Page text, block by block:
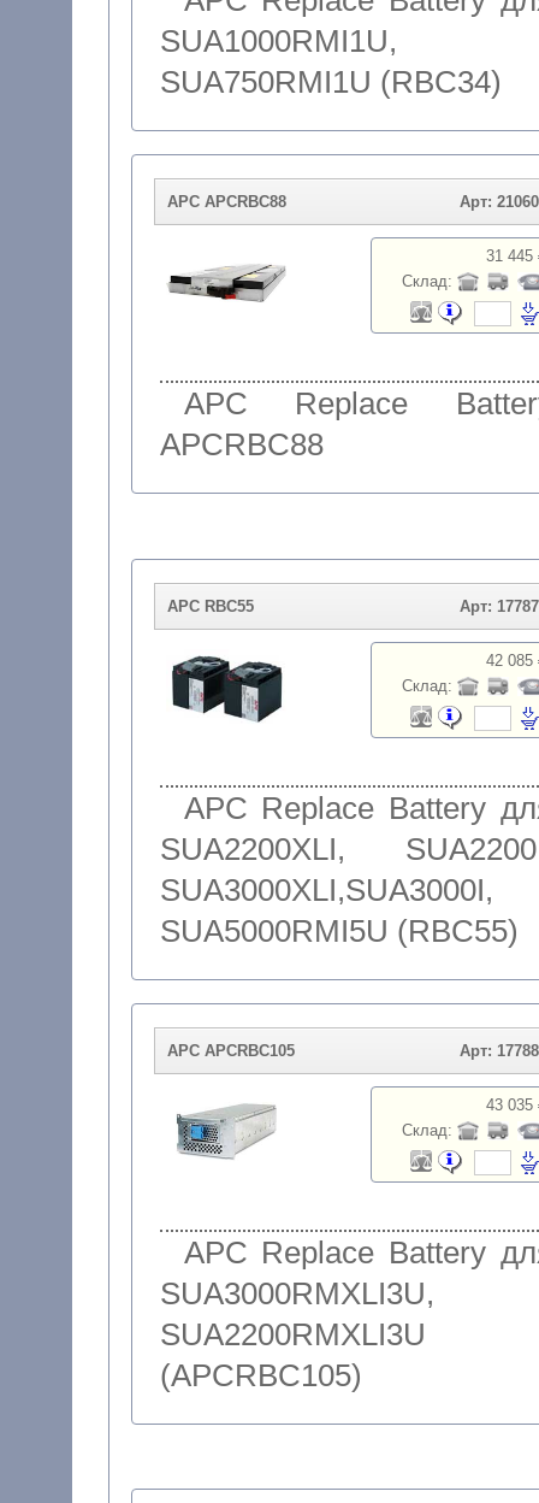
SUA1000RMI1U,
SUA750RMI1U (RBC34)
APC APCRBC88 Арт:
31 445
Склад:
APC Replace
APCRBC88
APC RBC55 Арт:
42 085
Склад:
APC Replace Battery
SUA2200XLI,
SUA3000XLI,SUA3000I,
SUA5000RMI5U (RBC55)
APC APCRBC105 Арт:
43 035
Склад:
APC Replace Battery
SUA3000RMXLI3U,
SUA2200RMXLI3U
(APCRBC105)